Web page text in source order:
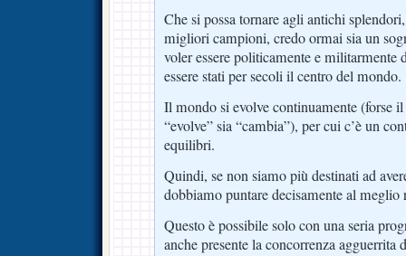
Che si possa tornare agli antichi
migliori campioni, credo ormai sia un
voler essere politicamente e
essere stati per secoli il centro del mondo.
Il mondo si evolve continuamente (forse
“evolve” sia “cambia”), per cui c’è un
equilibri.
Quindi, se non siamo più destinati ad
dobbiamo puntare decisamente al meglio
Questo è possibile solo con una seria
anche presente la concorrenza agguerrita